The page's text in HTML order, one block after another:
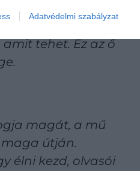
Adatvédelmi szabályzat
megnézi,
veszi: ez jó. A
tehet. Ez az ő
magát, a mű
útján.
élni kezd, olvasói